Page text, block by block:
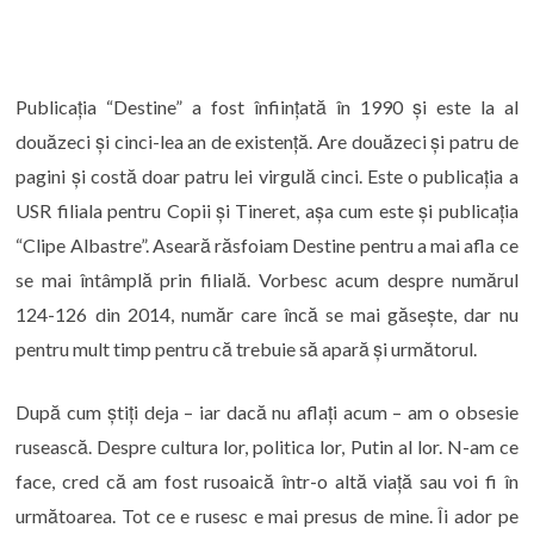
Publicația “Destine” a fost înființată în 1990 și este la al
douăzeci și cinci-lea an de existență. Are douăzeci și patru de
pagini și costă doar patru lei virgulă cinci. Este o publicația a
USR filiala pentru Copii și Tineret, așa cum este și publicația
“Clipe Albastre”. Aseară răsfoiam Destine pentru a mai afla ce
se mai întâmplă prin filială. Vorbesc acum despre numărul
124-126 din 2014, număr care încă se mai găsește, dar nu
pentru mult timp pentru că trebuie să apară și următorul.
După cum știți deja – iar dacă nu aflați acum – am o obsesie
rusească. Despre cultura lor, politica lor, Putin al lor. N-am ce
face, cred că am fost rusoaică într-o altă viață sau voi fi în
următoarea. Tot ce e rusesc e mai presus de mine. Îi ador pe